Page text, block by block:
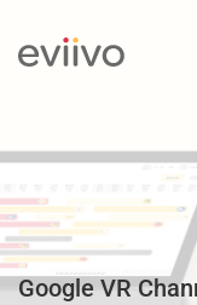
Google VR